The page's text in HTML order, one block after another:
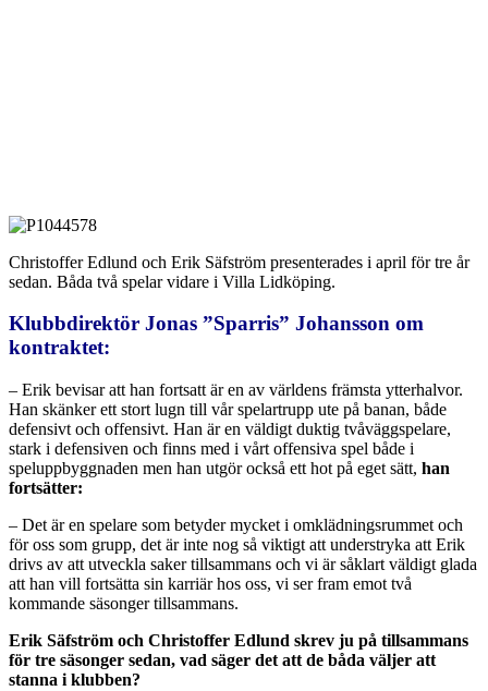
Christoffer Edlund och Erik Säfström presenterades i april för tre år
sedan. Båda två spelar vidare i Villa Lidköping.
Klubbdirektör Jonas ”Sparris” Johansson om
kontraktet:
– Erik bevisar att han fortsatt är en av världens främsta ytterhalvor.
Han skänker ett stort lugn till vår spelartrupp ute på banan, både
defensivt och offensivt. Han är en väldigt duktig tvåväggspelare,
stark i defensiven och finns med i vårt offensiva spel både i
speluppbyggnaden men han utgör också ett hot på eget sätt, han
fortsätter:
– Det är en spelare som betyder mycket i omklädningsrummet och
för oss som grupp, det är inte nog så viktigt att understryka att Erik
drivs av att utveckla saker tillsammans och vi är såklart väldigt glada
att han vill fortsätta sin karriär hos oss, vi ser fram emot två
kommande säsonger tillsammans.
Erik Säfström och Christoffer Edlund skrev ju på tillsammans
för tre säsonger sedan, vad säger det att de båda väljer att
stanna i klubben?